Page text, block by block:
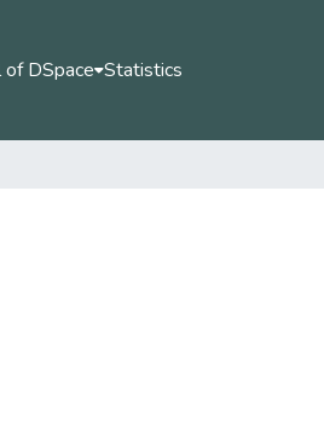
DSpace Statistics